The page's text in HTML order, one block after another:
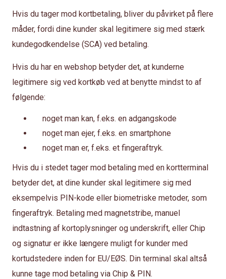
Hvis du tager mod kortbetaling, bliver du påvirket på flere
måder, fordi dine kunder skal legitimere sig med stærk
kundegodkendelse (SCA) ved betaling.
Hvis du har en webshop betyder det, at kunderne
legitimere sig ved kortkøb ved at benytte mindst to af
følgende:
noget man kan, f.eks. en adgangskode
noget man ejer, f.eks. en smartphone
noget man er, f.eks. et fingeraftryk.
Hvis du i stedet tager mod betaling med en kortterminal
betyder det, at dine kunder skal legitimere sig med
eksempelvis PIN-kode eller biometriske metoder, som
fingeraftryk. Betaling med magnetstribe, manuel
indtastning af kortoplysninger og underskrift, eller Chip
og signatur er ikke længere muligt for kunder med
kortudstedere inden for EU/EØS. Din terminal skal altså
kunne tage mod betaling via Chip & PIN.